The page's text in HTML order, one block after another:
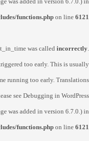
functions.php on line 6121
was called incorrectly.
too early. This is usually
running too early. Translations
see Debugging in WordPress
was added in version 6.7.0.) in
functions.php on line 6121